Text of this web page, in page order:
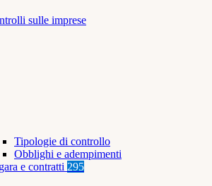
sulle imprese
Tipologie di controllo
Obblighi e adempimenti
e contratti 295